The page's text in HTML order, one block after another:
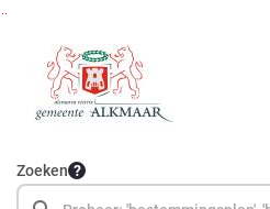
Zoeken